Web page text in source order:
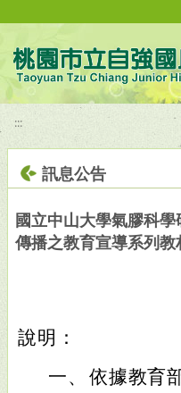
:::
訊息公告
國立中山大學氣膠科
傳播之教育宣導系列教
說明：
一、 依據教育